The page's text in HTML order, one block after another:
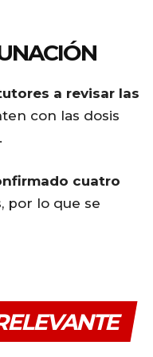
a revisar las
con las dosis
cuatro
, por lo que se